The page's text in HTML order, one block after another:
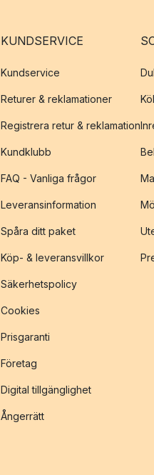
KUNDSERVICE
Kundservice
Returer & reklamationer
Registrera retur & reklamation
Kundklubb
FAQ - Vanliga frågor
Leveransinformation
Spåra ditt paket
Köp- & leveransvillkor
Säkerhetspolicy
Cookies
Prisgaranti
Företag
Digital tillgänglighet
Ångerrätt